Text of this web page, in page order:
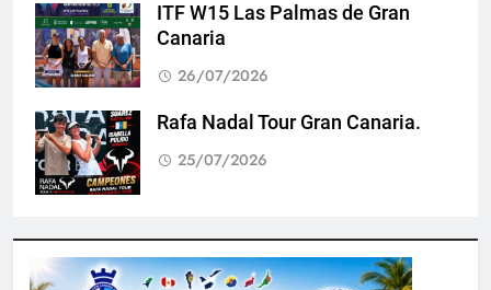
ITF W15 Las Palmas de Gran
Canaria
26/07/2026
Rafa Nadal Tour Gran Canaria.
25/07/2026